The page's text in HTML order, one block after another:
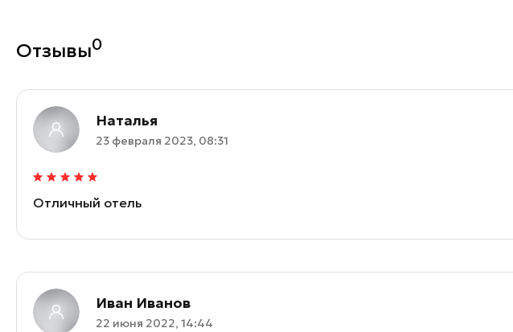
Отзывы0
Наталья
23 февраля 2023, 08:31
Отличный отель
Иван Иванов
22 июня 2022, 14:44